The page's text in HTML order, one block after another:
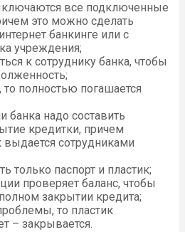
все подключенные
это можно сделать
банкинге или с
учреждения;
к сотруднику банка, чтобы
то полностью погашается
банка надо составить
кредитки, причем
сотрудниками
только паспорт и пластик;
проверяет баланс, чтобы
закрытии кредита;
то пластик
– закрывается.